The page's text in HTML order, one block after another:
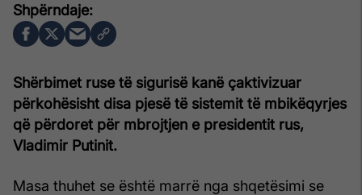
Shërbimet ruse të sigurisë kanë çaktivizuar
përkohësisht disa pjesë të sistemit të mbikëqyrjes
që përdoret për mbrojtjen e presidentit rus,
Vladimir Putinit.
Masa thuhet se është marrë nga shqetësimi se